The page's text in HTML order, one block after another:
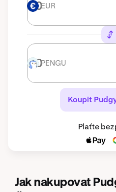
EUR EUR
PENGU PENGU
Koupit
Plaťte
Jak nakupovat